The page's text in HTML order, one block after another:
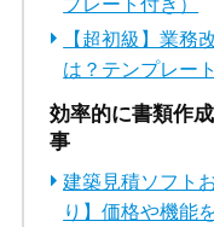
【超初級】業務
は？テンプレー
効率的に書類作
事
建築見積ソフト
り】価格や機能